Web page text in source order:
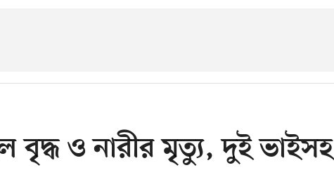
বৃদ্ধ ও নারীর মৃত্যু, দুই ভাইসহ